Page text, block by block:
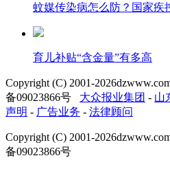
蚊媒传染病怎么防？国家疾
育儿补贴“含金量”有多高
Copyright (C) 2001-2026
备09023866号 大众报业集团 - 山
声明 - 广告业务 - 法律顾问
Copyright (C) 2001-2026
备09023866号